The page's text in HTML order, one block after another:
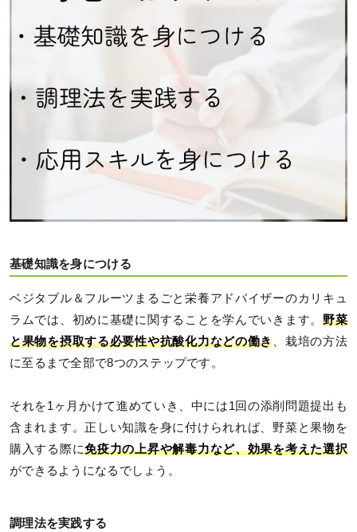
基礎知識を身につける
ベジタブル＆フルーツまるごと栄養アドバイザーのカリキュ
ラムでは、初めに基礎に関することを学んでいきます。 野菜
と果物を摂取する必要性や抗酸化力などの働き、栽培の方法
に至るまで全部で8つのステップです。
それを1ヶ月かけて進めていき、中には1回の添削問題提出も
含まれます。正しい知識を身に付けられれば、野菜と果物を
購入する際に免疫力の上昇や解毒力など、効果を考えた選択
ができるようになるでしょう。
調理法を実践する